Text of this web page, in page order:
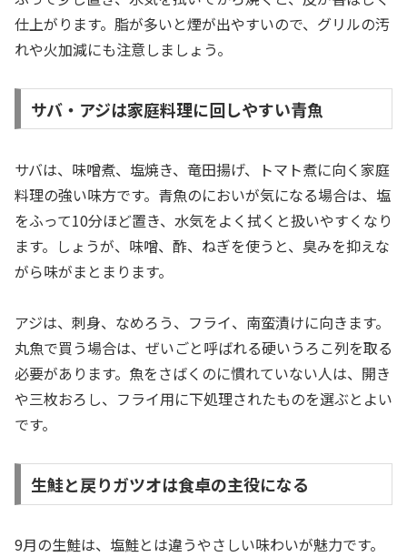
仕上がります。脂が多いと煙が出やすいので、グリルの汚
れや火加減にも注意しましょう。
サバ・アジは家庭料理に回しやすい青魚
サバは、味噌煮、塩焼き、竜田揚げ、トマト煮に向く家庭
料理の強い味方です。青魚のにおいが気になる場合は、塩
をふって10分ほど置き、水気をよく拭くと扱いやすくなり
ます。しょうが、味噌、酢、ねぎを使うと、臭みを抑えな
がら味がまとまります。
アジは、刺身、なめろう、フライ、南蛮漬けに向きます。
丸魚で買う場合は、ぜいごと呼ばれる硬いうろこ列を取る
必要があります。魚をさばくのに慣れていない人は、開き
や三枚おろし、フライ用に下処理されたものを選ぶとよい
です。
生鮭と戻りガツオは食卓の主役になる
9月の生鮭は、塩鮭とは違うやさしい味わいが魅力です。